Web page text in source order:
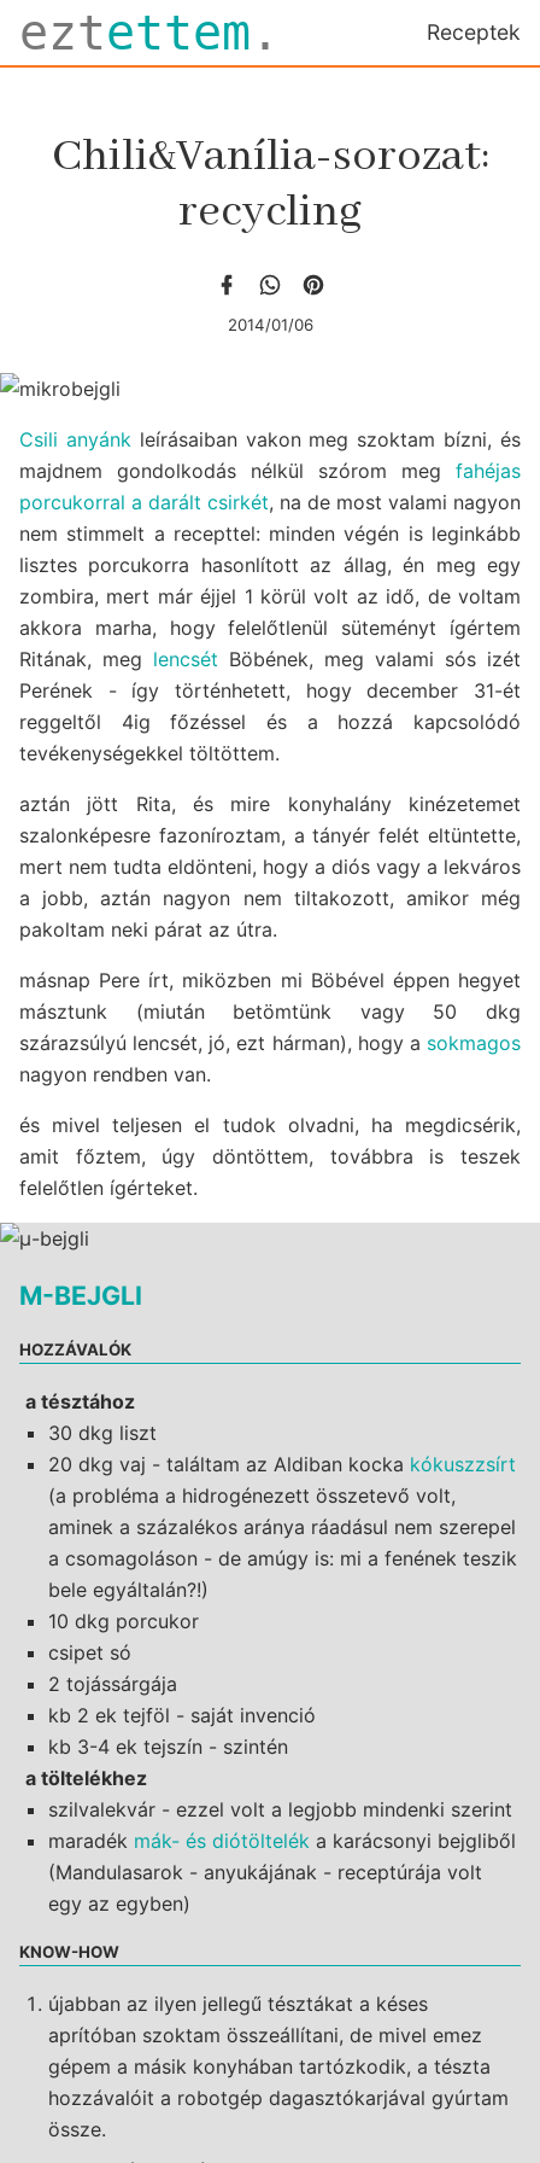
eztettem . Receptek
Chili&Vanília-sorozat:
recycling
2014/01/06
Csili anyánk leírásaiban vakon meg szoktam bízni, és
majdnem gondolkodás nélkül szórom meg fahéjas
porcukorral a darált csirkét, na de most valami nagyon
nem stimmelt a recepttel: minden végén is leginkább
lisztes porcukorra hasonlított az állag, én meg egy
zombira, mert már éjjel 1 körül volt az idő, de voltam
akkora marha, hogy felelőtlenül süteményt ígértem
Ritának, meg lencsét Böbének, meg valami sós izét
Perének - így történhetett, hogy december 31-ét
reggeltől 4ig főzéssel és a hozzá kapcsolódó
tevékenységekkel töltöttem.
aztán jött Rita, és mire konyhalány kinézetemet
szalonképesre fazoníroztam, a tányér felét eltüntette,
mert nem tudta eldönteni, hogy a diós vagy a lekváros
a jobb, aztán nagyon nem tiltakozott, amikor még
pakoltam neki párat az útra.
másnap Pere írt, miközben mi Böbével éppen hegyet
másztunk (miután betömtünk vagy 50 dkg
szárazsúlyú lencsét, jó, ezt hárman), hogy a sokmagos
nagyon rendben van.
és mivel teljesen el tudok olvadni, ha megdicsérik,
amit főztem, úgy döntöttem, továbbra is teszek
felelőtlen ígérteket.
Μ-BEJGLI
HOZZÁVALÓK
a tésztához
30 dkg liszt
20 dkg vaj - találtam az Aldiban kocka kókuszzsírt
(a probléma a hidrogénezett összetevő volt,
aminek a százalékos aránya ráadásul nem szerepel
a csomagoláson - de amúgy is: mi a fenének teszik
bele egyáltalán?!)
10 dkg porcukor
csipet só
2 tojássárgája
kb 2 ek tejföl - saját invenció
kb 3-4 ek tejszín - szintén
a töltelékhez
szilvalekvár - ezzel volt a legjobb mindenki szerint
maradék mák- és diótöltelék a karácsonyi bejgliből
(Mandulasarok - anyukájának - receptúrája volt
egy az egyben)
KNOW-HOW
újabban az ilyen jellegű tésztákat a késes
aprítóban szoktam összeállítani, de mivel emez
gépem a másik konyhában tartózkodik, a tészta
hozzávalóit a robotgép dagasztókarjával gyúrtam
össze.